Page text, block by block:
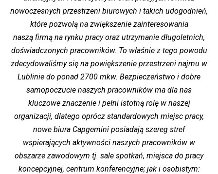
nowoczesnych przestrzeni biurowych i takich udogodnień,
które pozwolą na zwiększenie zainteresowania
naszą firmą na rynku pracy oraz utrzymanie długoletnich,
doświadczonych pracowników. To właśnie z tego powodu
zdecydowaliśmy się na powiększenie przestrzeni najmu w
Lublinie do ponad 2700 mkw. Bezpieczeństwo i dobre
samopoczucie naszych pracowników ma dla nas
kluczowe znaczenie i pełni istotną rolę w naszej
organizacji, dlatego oprócz standardowych miejsc pracy,
nowe biura Capgemini posiadają szereg stref
wspierających aktywności naszych pracowników w
obszarze zawodowym tj. sale spotkań, miejsca do pracy
koncepcyjnej, centrum konferencyjne; jak i osobistym: